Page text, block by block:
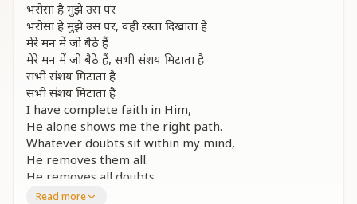
भरोसा है मुझे उस पर
भरोसा है मुझे उस पर, वही रस्ता दिखाता है
मेरे मन में जो बैठे हैं
मेरे मन में जो बैठे हैं, सभी संशय मिटाता है
सभी संशय मिटाता है
सभी संशय मिटाता है
I have complete faith in Him,
He alone shows me the right path.
Whatever doubts sit within my mind,
He removes them all.
He removes all doubts,
He removes all doubts.
Read more